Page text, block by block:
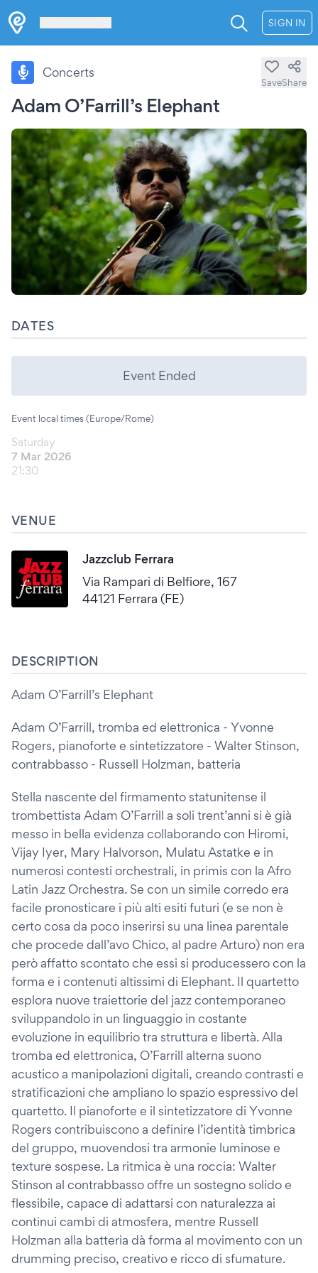
SIGN IN
Adam O’Farrill’s Elephant
Concerts
SaveShare
DATES
Event Ended
Event local times (Europe/Rome)
Saturday
7 Mar 2026
21:30
VENUE
Jazzclub Ferrara
Via Rampari di Belfiore, 167
44121 Ferrara (FE)
DESCRIPTION
Adam O’Farrill’s Elephant
Adam O’Farrill, tromba ed elettronica - Yvonne
Rogers, pianoforte e sintetizzatore - Walter Stinson,
contrabbasso - Russell Holzman, batteria
Stella nascente del firmamento statunitense il
trombettista Adam O’Farrill a soli trent’anni si è già
messo in bella evidenza collaborando con Hiromi,
Vijay Iyer, Mary Halvorson, Mulatu Astatke e in
numerosi contesti orchestrali, in primis con la Afro
Latin Jazz Orchestra. Se con un simile corredo era
facile pronosticare i più alti esiti futuri (e se non è
certo cosa da poco inserirsi su una linea parentale
che procede dall’avo Chico, al padre Arturo) non era
però affatto scontato che essi si producessero con la
forma e i contenuti altissimi di Elephant. Il quartetto
esplora nuove traiettorie del jazz contemporaneo
sviluppandolo in un linguaggio in costante
evoluzione in equilibrio tra struttura e libertà. Alla
tromba ed elettronica, O’Farrill alterna suono
acustico a manipolazioni digitali, creando contrasti e
stratificazioni che ampliano lo spazio espressivo del
quartetto. Il pianoforte e il sintetizzatore di Yvonne
Rogers contribuiscono a definire l’identità timbrica
del gruppo, muovendosi tra armonie luminose e
texture sospese. La ritmica è una roccia: Walter
Stinson al contrabbasso offre un sostegno solido e
flessibile, capace di adattarsi con naturalezza ai
continui cambi di atmosfera, mentre Russell
Holzman alla batteria dà forma al movimento con un
drumming preciso, creativo e ricco di sfumature.